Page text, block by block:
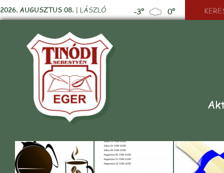
2026. AUGUSZTUS 08. | LÁSZLÓ -3° 0°